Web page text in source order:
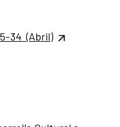
34 (Abril)